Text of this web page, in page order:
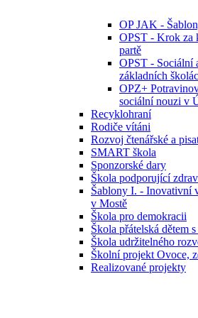
OP JAK -
OPST - Krok za
partě
OPST - Sociální
základních
OPZ+
sociální nouzi v
Recyklohraní
Rodiče vítáni
Rozvoj čtenářské a
SMART škola
Sponzorské dary
Škola podporující
Šablony I. - Inovativní
v Mostě
Škola pro demokracii
Škola přátelská dětem
Škola udržitelného
Školní projekt Ovoce,
Realizované projekty